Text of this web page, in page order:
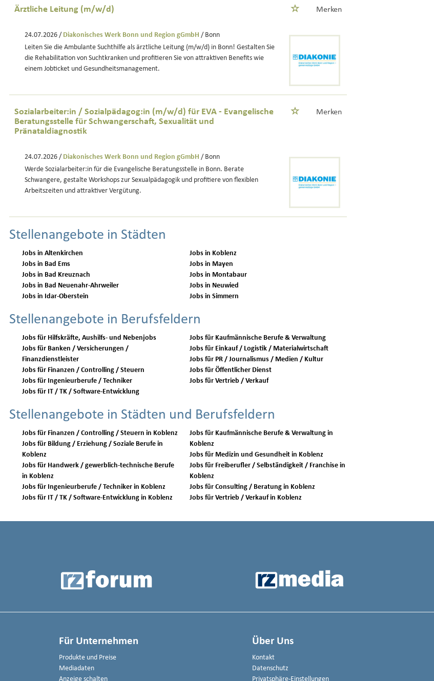
Ärztliche Leitung (m/w/d) Merken
24.07.2026 / Diakonisches Werk Bonn und Region gGmbH / Bonn
Leiten Sie die Ambulante Suchthilfe als ärztliche Leitung (m/w/d) in Bonn! Gestalten Sie
die Rehabilitation von Suchtkranken und profitieren Sie von attraktiven Benefits wie
einem Jobticket und Gesundheitsmanagement.
Sozialarbeiter:in / Sozialpädagog:in (m/w/d) für EVA - Evangelische
Beratungsstelle für Schwangerschaft, Sexualität und
Pränataldiagnostik
Merken
24.07.2026 / Diakonisches Werk Bonn und Region gGmbH / Bonn
Werde Sozialarbeiter:in für die Evangelische Beratungsstelle in Bonn. Berate
Schwangere, gestalte Workshops zur Sexualpädagogik und profitiere von flexiblen
Arbeitszeiten und attraktiver Vergütung.
Stellenangebote in Städten
Jobs in Altenkirchen
Jobs in Bad Ems
Jobs in Bad Kreuznach
Jobs in Bad Neuenahr-Ahrweiler
Jobs in Idar-Oberstein
Jobs in Koblenz
Jobs in Mayen
Jobs in Montabaur
Jobs in Neuwied
Jobs in Simmern
Stellenangebote in Berufsfeldern
Jobs für Hilfskräfte, Aushilfs- und Nebenjobs
Jobs für Banken / Versicherungen /
Finanzdienstleister
Jobs für Finanzen / Controlling / Steuern
Jobs für Ingenieurberufe / Techniker
Jobs für IT / TK / Software-Entwicklung
Jobs für Kaufmännische Berufe & Verwaltung
Jobs für Einkauf / Logistik / Materialwirtschaft
Jobs für PR / Journalismus / Medien / Kultur
Jobs für Öffentlicher Dienst
Jobs für Vertrieb / Verkauf
Stellenangebote in Städten und Berufsfeldern
Jobs für Finanzen / Controlling / Steuern in Koblenz
Jobs für Bildung / Erziehung / Soziale Berufe in
Koblenz
Jobs für Handwerk / gewerblich-technische Berufe
in Koblenz
Jobs für Ingenieurberufe / Techniker in Koblenz
Jobs für IT / TK / Software-Entwicklung in Koblenz
Jobs für Kaufmännische Berufe & Verwaltung in
Koblenz
Jobs für Medizin und Gesundheit in Koblenz
Jobs für Freiberufler / Selbständigkeit / Franchise in
Koblenz
Jobs für Consulting / Beratung in Koblenz
Jobs für Vertrieb / Verkauf in Koblenz
Für Unternehmen
Produkte und Preise
Mediadaten
Anzeige schalten
Über Uns
Kontakt
Datenschutz
Privatsphäre-Einstellungen